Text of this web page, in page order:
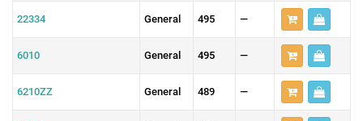
22334 General 495 —
6010 General 495 —
6210ZZ General 489 —